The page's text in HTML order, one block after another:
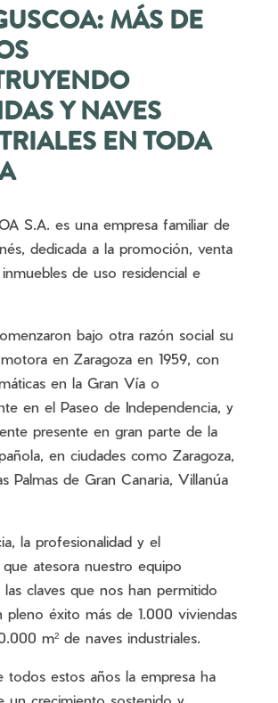
MÁS DE
Y NAVES
EN TODA
S.A. es una empresa familiar de
dedicada a la promoción, venta
de uso residencial e
bajo otra razón social su
en Zaragoza en 1959, con
en la Gran Vía o
en el Paseo de Independencia, y
presente en gran parte de la
en ciudades como Zaragoza,
Palmas de Gran Canaria, Villanúa
la profesionalidad y el
atesora nuestro equipo
claves que nos han permitido
pleno éxito más de 1.000 viviendas
m² de naves industriales.
todos estos años la empresa ha